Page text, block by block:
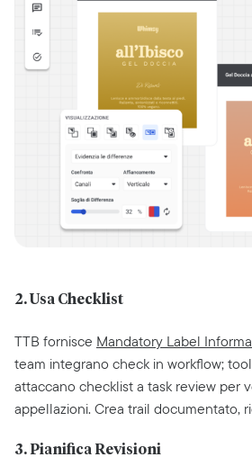
2. Usa Checklist
TTB fornisce Mandatory Label
team integrano check in workflow;
attaccano checklist a task review per
appellazioni. Crea trail documentato,
3. Pianifica Revisioni